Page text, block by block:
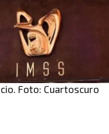
Foto: Cuartoscuro